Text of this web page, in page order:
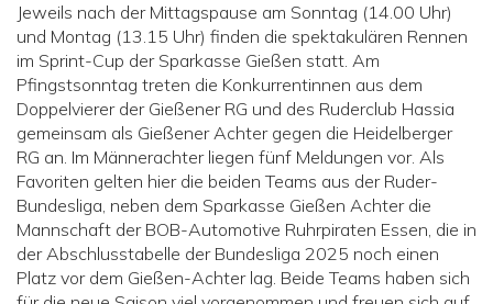
Jeweils nach der Mittagspause am Sonntag (14.00 Uhr)
und Montag (13.15 Uhr) finden die spektakulären Rennen
im Sprint-Cup der Sparkasse Gießen statt. Am
Pfingstsonntag treten die Konkurrentinnen aus dem
Doppelvierer der Gießener RG und des Ruderclub Hassia
gemeinsam als Gießener Achter gegen die Heidelberger
RG an. Im Männerachter liegen fünf Meldungen vor. Als
Favoriten gelten hier die beiden Teams aus der Ruder-
Bundesliga, neben dem Sparkasse Gießen Achter die
Mannschaft der BOB-Automotive Ruhrpiraten Essen, die in
der Abschlusstabelle der Bundesliga 2025 noch einen
Platz vor dem Gießen-Achter lag. Beide Teams haben sich